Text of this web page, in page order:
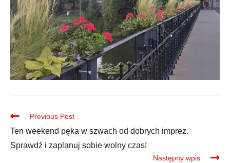
Previous Post
Ten weekend pęka w szwach od dobrych imprez.
Sprawdź i zaplanuj sobie wolny czas!
Następny wpis